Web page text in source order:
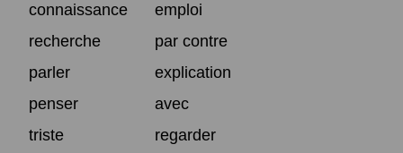
connaissance
emploi
recherche
par contre
parler
explication
penser
avec
triste
regarder